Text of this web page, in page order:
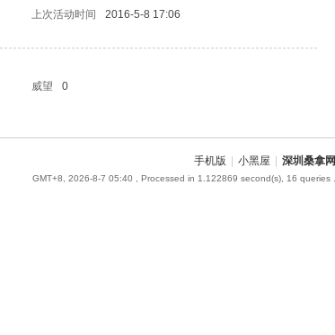
上次活动时间
2016-5-8 17:06
威望
0
手机版 小黑屋 深圳桑拿网
GMT+8, 2026-8-7 05:40 , Processed in 1.122869 second(s), 16 queries .